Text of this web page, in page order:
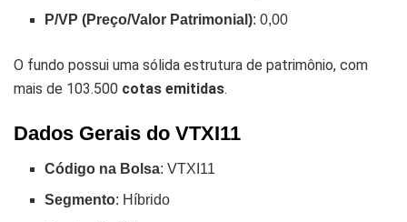
P/VP (Preço/Valor Patrimonial): 0,00
O fundo possui uma sólida estrutura de patrimônio, com
mais de 103.500 cotas emitidas.
Dados Gerais do VTXI11
Código na Bolsa: VTXI11
Segmento: Híbrido